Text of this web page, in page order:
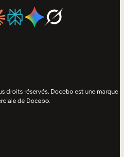
droits réservés. Docebo est une marque
de Docebo.